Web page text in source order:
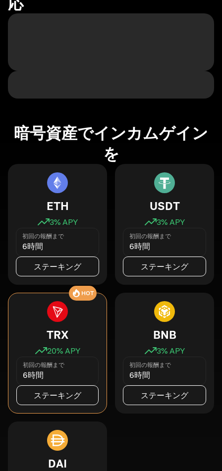
暗号資産でインカムゲイン
を
ETH
3% APY
初回の報酬まで
6時間
ステーキング
USDT
3% APY
初回の報酬まで
6時間
ステーキング
HOT
TRX
20% APY
初回の報酬まで
6時間
ステーキング
BNB
3% APY
初回の報酬まで
6時間
ステーキング
DAI